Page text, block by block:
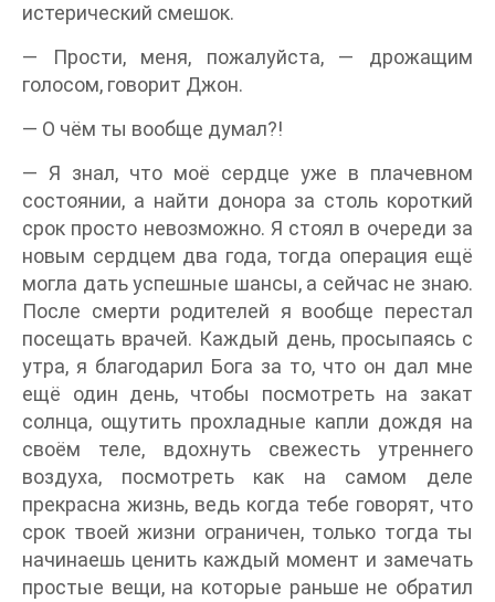
истерический смешок.
— Прости, меня, пожалуйста, — дрожащим
голосом, говорит Джон.
— О чём ты вообще думал?!
— Я знал, что моё сердце уже в плачевном
состоянии, а найти донора за столь короткий
срок просто невозможно. Я стоял в очереди за
новым сердцем два года, тогда операция ещё
могла дать успешные шансы, а сейчас не знаю.
После смерти родителей я вообще перестал
посещать врачей. Каждый день, просыпаясь с
утра, я благодарил Бога за то, что он дал мне
ещё один день, чтобы посмотреть на закат
солнца, ощутить прохладные капли дождя на
своём теле, вдохнуть свежесть утреннего
воздуха, посмотреть как на самом деле
прекрасна жизнь, ведь когда тебе говорят, что
срок твоей жизни ограничен, только тогда ты
начинаешь ценить каждый момент и замечать
простые вещи, на которые раньше не обратил